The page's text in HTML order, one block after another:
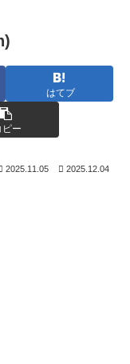
はてブ
ピー
2025.11.05 2025.12.04